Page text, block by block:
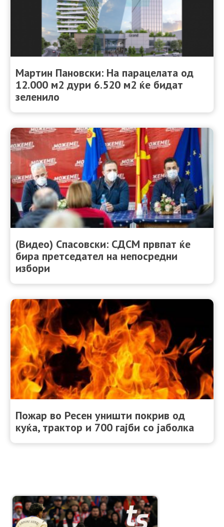
Мартин Пановски: На парацелата од
12.000 м2 дури 6.520 м2 ќе бидат
зеленило
(Видео) Спасовски: СДСМ првпат ќе
бира претседател на непосредни
избори
Пожар во Ресен уништи покрив од
куќа, трактор и 700 гајби со јаболка